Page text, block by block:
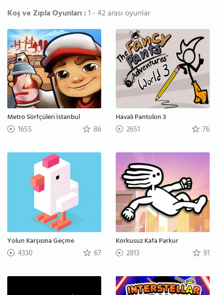
Koş ve Zıpla Oyunları :1 - 42 arası oyunlar
Metro Sörfçüleri İstanbul
1655 86
Havalı Pantolon 3
2651 76
Yolun Karşısına Geçme
4330 67
Korkusuz Kafa Parkur
2813 91